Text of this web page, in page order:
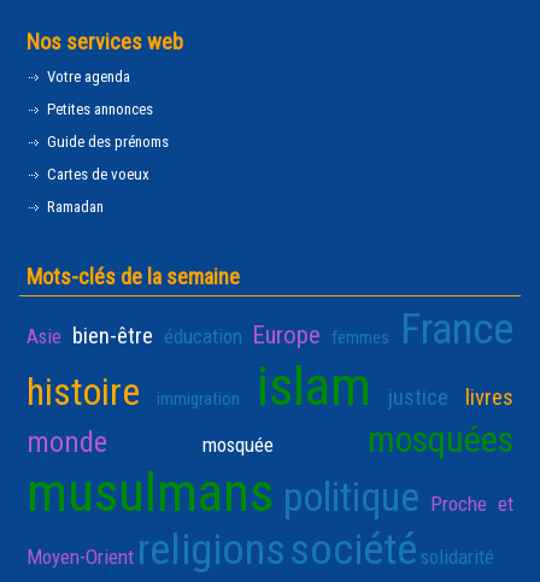
Nos services web
Votre agenda
Petites annonces
Guide des prénoms
Cartes de voeux
Ramadan
Mots-clés de la semaine
Asie bien-être éducation Europe femmes France
histoire immigration islam justice livres
monde mosquée mosquées
musulmans politique Proche et
Moyen-Orient religionssociété solidarité